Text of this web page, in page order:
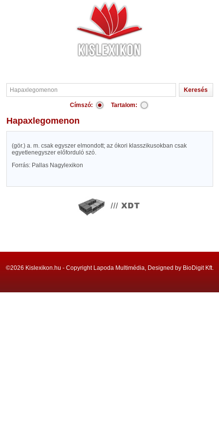
Címszó: Tartalom:
Hapaxlegomenon
(gör.) a. m. csak egyszer elmondott; az ókori klasszikusokban csak
egyetlenegyszer előforduló szó.
Forrás: Pallas Nagylexikon
©2026 Kislexikon.hu - Copyright Lapoda Multimédia, Designed by BioDigit Kft.